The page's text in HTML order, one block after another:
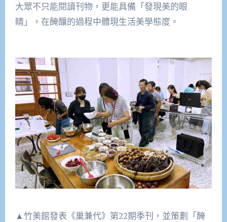
大眾不只能閱讀刊物，更能具備「發現美的眼
睛」，在醃釀的過程中體現生活美學態度。
▲竹美館發表《巢兼代》第22期季刊，並策劃「醃